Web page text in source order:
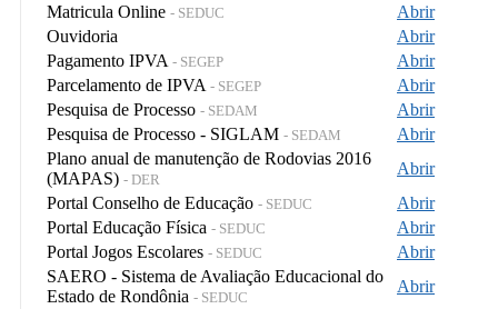
Matricula Online - SEDUC
Abrir
Ouvidoria
Abrir
Pagamento IPVA - SEGEP
Abrir
Parcelamento de IPVA - SEGEP
Abrir
Pesquisa de Processo - SEDAM
Abrir
Pesquisa de Processo - SIGLAM - SEDAM
Abrir
Plano anual de manutenção de Rodovias 2016
(MAPAS) - DER
Abrir
Portal Conselho de Educação - SEDUC
Abrir
Portal Educação Física - SEDUC
Abrir
Portal Jogos Escolares - SEDUC
Abrir
SAERO - Sistema de Avaliação Educacional do
Estado de Rondônia - SEDUC
Abrir